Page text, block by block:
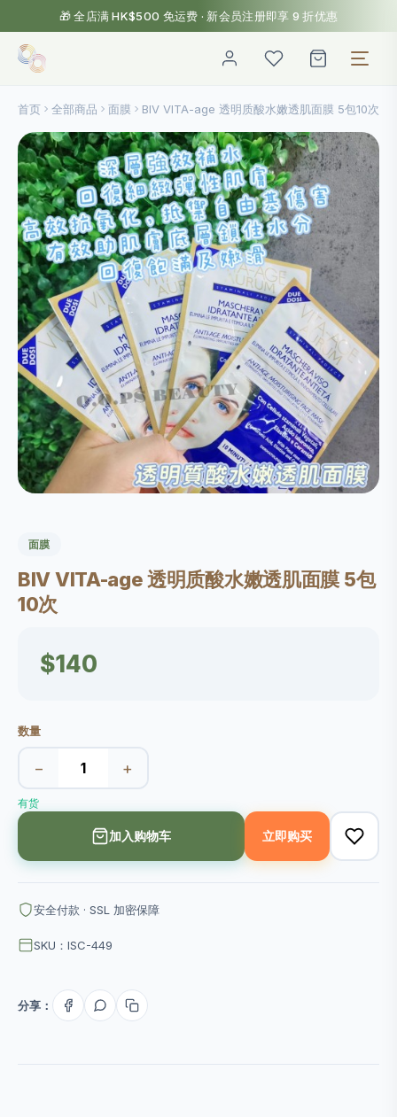
🎁 全店满 HK$500 免运费 · 新会员注册即享 9 折优惠
首页 全部商品 面膜 BlV VITA-age 透明质酸水嫩透肌面膜 5包10次
面膜
BlV VITA-age 透明质酸水嫩透肌面膜 5包
10次
$140
数量
− +
有货
加入购物车 立即购买
安全付款 · SSL 加密保障
SKU：ISC-449
分享：